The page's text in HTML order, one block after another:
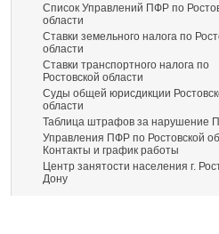
Список Управлений ПФР по
области
Ставки земельного налога по
области
Ставки транспортного налога по
Ростовской области
Суды общей юрисдикции
области
Таблица штрафов за нарушение
Управления ПФР по Ростовской
Контакты и график работы
Центр занятости населения г.
Дону